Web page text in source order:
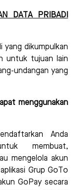
DATA PRIBADI
yang dikumpulkan
untuk tujuan lain
undangan yang
menggunakan
Anda
membuat,
mengelola akun
Grup GoTo
GoPay secara